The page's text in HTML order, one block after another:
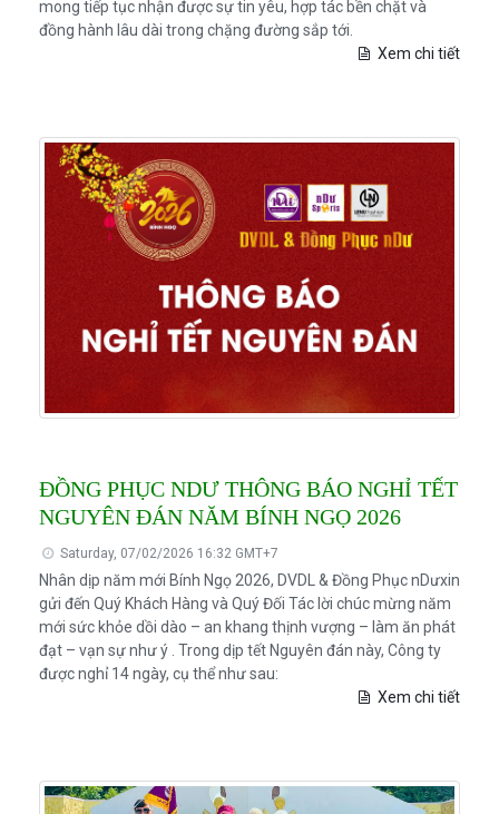
mong tiếp tục nhận được sự tin yêu, hợp tác bền chặt và
đồng hành lâu dài trong chặng đường sắp tới.
Xem chi tiết
ĐỒNG PHỤC NDƯ THÔNG BÁO NGHỈ TẾT
NGUYÊN ĐÁN NĂM BÍNH NGỌ 2026
Saturday, 07/02/2026 16:32 GMT+7
Nhân dịp năm mới Bính Ngọ 2026, DVDL & Đồng Phục nDưxin
gửi đến Quý Khách Hàng và Quý Đối Tác lời chúc mừng năm
mới sức khỏe dồi dào – an khang thịnh vượng – làm ăn phát
đạt – vạn sự như ý . Trong dịp tết Nguyên đán này, Công ty
được nghỉ 14 ngày, cụ thể như sau:
Xem chi tiết